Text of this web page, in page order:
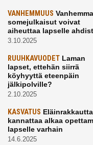
VANHEMMUUS
somejulkaisut voivat
aiheuttaa lapselle
3.10.2025
RUUHKAVUODET Laman
lapset, ettehän siirrä
köyhyyttä eteenpäin
jälkipolville?
2.10.2025
KASVATUS Eläinrakkautta
kannattaa alkaa
lapselle varhain
14.6.2025